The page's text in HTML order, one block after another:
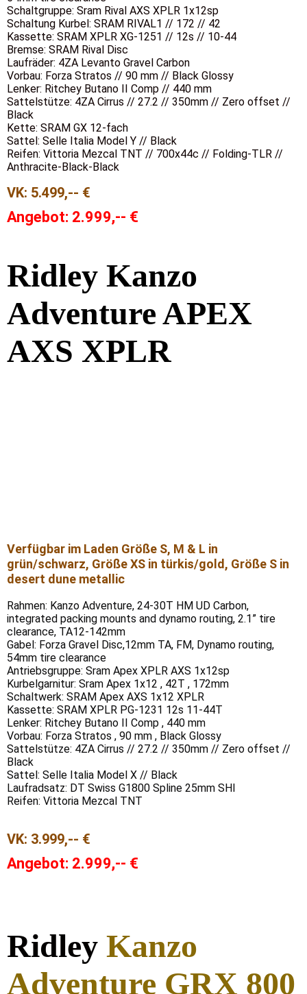
Schaltgruppe: Sram Rival AXS XPLR 1x12sp
Schaltung Kurbel: SRAM RIVAL1 // 172 // 42
Kassette: SRAM XPLR XG-1251 // 12s // 10-44
Bremse: SRAM Rival Disc
Laufräder: 4ZA Levanto Gravel Carbon
Vorbau: Forza Stratos // 90 mm // Black Glossy
Lenker: Ritchey Butano II Comp // 440 mm
Sattelstütze: 4ZA Cirrus // 27.2 // 350mm // Zero offset //
Black
Kette: SRAM GX 12-fach
Sattel: Selle Italia Model Y // Black
Reifen: Vittoria Mezcal TNT // 700x44c // Folding-TLR //
Anthracite-Black-Black
VK: 5.499,-- €
Angebot: 2.999,-- €
Ridley Kanzo
Adventure APEX
AXS XPLR
Verfügbar im Laden Größe S, M & L in
grün/schwarz, Größe XS in türkis/gold, Größe S in
desert dune metallic
Rahmen: Kanzo Adventure, 24-30T HM UD Carbon,
integrated packing mounts and dynamo routing, 2.1” tire
clearance, TA12-142mm
Gabel: Forza Gravel Disc,12mm TA, FM, Dynamo routing,
54mm tire clearance
Antriebsgruppe: Sram Apex XPLR AXS 1x12sp
Kurbelgarnitur: Sram Apex 1x12 , 42T , 172mm
Schaltwerk: SRAM Apex AXS 1x12 XPLR
Kassette: SRAM XPLR PG-1231 12s 11-44T
Lenker: Ritchey Butano II Comp , 440 mm
Vorbau: Forza Stratos , 90 mm , Black Glossy
Sattelstütze: 4ZA Cirrus // 27.2 // 350mm // Zero offset //
Black
Sattel: Selle Italia Model X // Black
Laufradsatz: DT Swiss G1800 Spline 25mm SHI
Reifen: Vittoria Mezcal TNT
VK: 3.999,-- €
Angebot: 2.999,-- €
Ridley Kanzo
Adventure GRX 800